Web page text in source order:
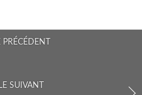
o
m
n
SUIVANT